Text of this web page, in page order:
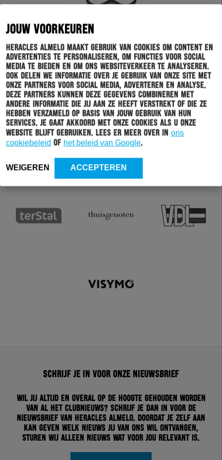
JOUW VOORKEUREN
Heracles Almelo maakt gebruik van cookies om content en
advertenties te personaliseren, om functies voor social
media te bieden en om ons websiteverkeer te analyseren.
Ook delen we informatie over je gebruik van onze site met
onze partners voor social media, adverteren en analyse.
Deze partners kunnen deze gegevens combineren met
andere informatie die jij aan ze heeft verstrekt of die ze
hebben verzameld op basis van jouw gebruik van hun
services. Je gaat akkoord met onze cookies als u onze
website blijft gebruiken. Lees er meer over in ons
cookiebeleid of het beleid van Google.
WEIGEREN ACCEPTEREN
Schrijf je in voor onze nieuwsbrief
Wil jij altijd en overal op de hoogte gehouden worden
van al het clubnieuws? Schrijf je dan in voor de
nieuwsbrief van Heracles Almelo. Doordat je zelf aan
kan geven welk nieuws jij van ons wil ontvangen,
sturen wij alleen nieuws wat voor jou relevant is.